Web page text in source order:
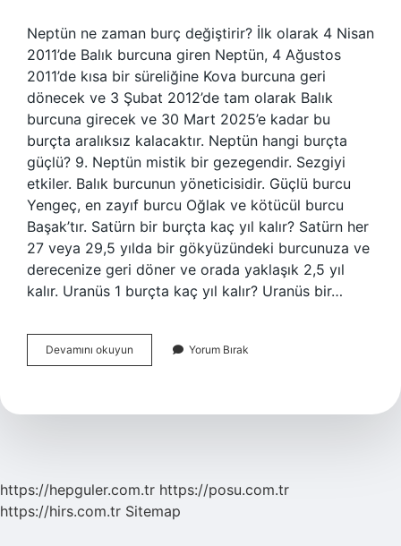
Neptün ne zaman burç değiştirir? İlk olarak 4 Nisan
2011’de Balık burcuna giren Neptün, 4 Ağustos
2011’de kısa bir süreliğine Kova burcuna geri
dönecek ve 3 Şubat 2012’de tam olarak Balık
burcuna girecek ve 30 Mart 2025’e kadar bu
burçta aralıksız kalacaktır. Neptün hangi burçta
güçlü? 9. Neptün mistik bir gezegendir. Sezgiyi
etkiler. Balık burcunun yöneticisidir. Güçlü burcu
Yengeç, en zayıf burcu Oğlak ve kötücül burcu
Başak’tır. Satürn bir burçta kaç yıl kalır? Satürn her
27 veya 29,5 yılda bir gökyüzündeki burcunuza ve
derecenize geri döner ve orada yaklaşık 2,5 yıl
kalır. Uranüs 1 burçta kaç yıl kalır? Uranüs bir…
Devamını okuyun
Bir
Yıl
Yorum Bırak
https://hepguler.com.tr https://posu.com.tr
https://hirs.com.tr Sitemap